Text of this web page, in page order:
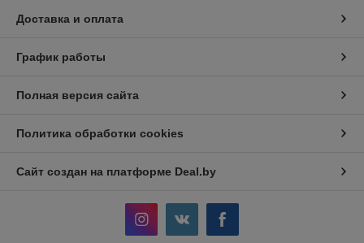
Доставка и оплата
График работы
Полная версия сайта
Политика обработки cookies
Сайт создан на платформе Deal.by